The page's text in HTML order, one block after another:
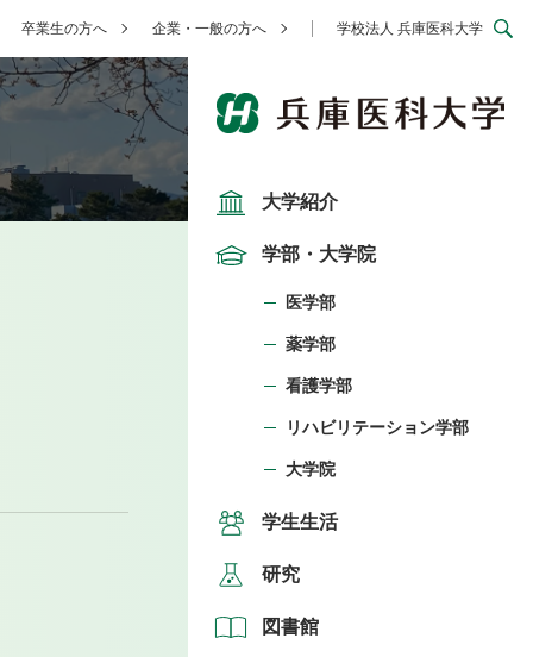
卒業生の方へ 企業・一般の方へ 学校法人 兵庫医科大学
大学紹介
学部・大学院
医学部
薬学部
看護学部
リハビリテーション学部
大学院
学生生活
研究
図書館